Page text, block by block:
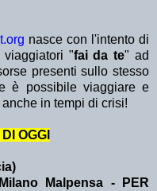
nasce con l'intento di
"fai da te" ad
presenti sullo stesso
è possibile viaggiare e
anche in tempi di crisi!
OGGI
Milano Malpensa - PER